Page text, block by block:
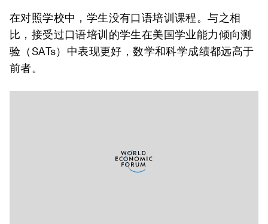
在对照学校中，学生没有口语培训课程。与之相
比，接受过口语培训的学生在美国学业能力倾向测
验（SATs）中表现更好，数学和科学成绩都远高于
前者。